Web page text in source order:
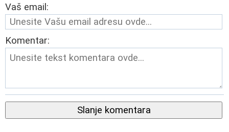
Vaš email:
Komentar:
Slanje komentara